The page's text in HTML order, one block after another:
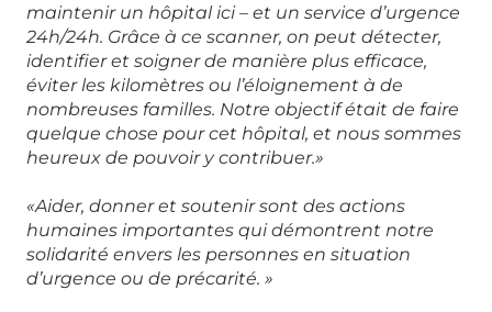
maintenir un hôpital ici – et un service d’urgence
24h/24h. Grâce à ce scanner, on peut détecter,
identifier et soigner de manière plus efficace,
éviter les kilomètres ou l’éloignement à de
nombreuses familles. Notre objectif était de faire
quelque chose pour cet hôpital, et nous sommes
heureux de pouvoir y contribuer.»
«Aider, donner et soutenir sont des actions
humaines importantes qui démontrent notre
solidarité envers les personnes en situation
d’urgence ou de précarité. »